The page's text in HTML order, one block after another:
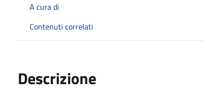
A cura di
Contenuti correlati
Descrizione